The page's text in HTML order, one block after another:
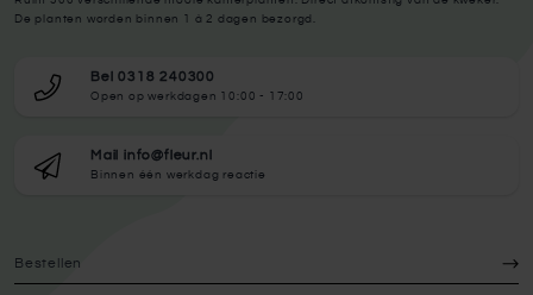
De planten worden binnen 1 à 2 dagen bezorgd.
Bel 0318 240300
Open op werkdagen 10:00 - 17:00
Mail info@fleur.nl
Binnen één werkdag reactie
Bestellen